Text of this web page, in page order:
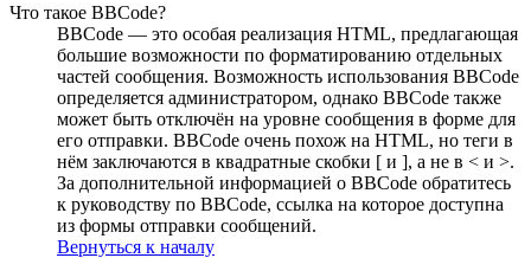
Что такое BBCode?
BBCode — это особая реализация HTML, предлагающая
большие возможности по форматированию отдельных
частей сообщения. Возможность использования BBCode
определяется администратором, однако BBCode также
может быть отключён на уровне сообщения в форме для
его отправки. BBCode очень похож на HTML, но теги в
нём заключаются в квадратные скобки [ и ], а не в < и >.
За дополнительной информацией о BBCode обратитесь
к руководству по BBCode, ссылка на которое доступна
из формы отправки сообщений.
Вернуться к началу